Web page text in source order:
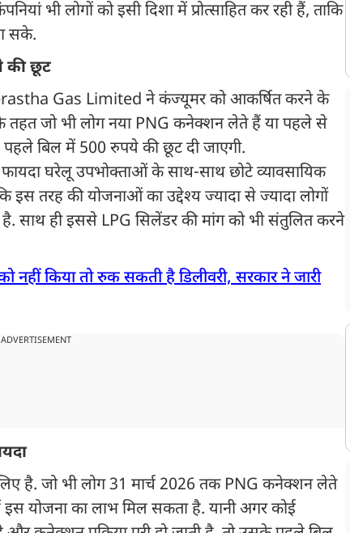
भी लोगों को इसी दिशा में प्रोत्साहित कर रही हैं, ताकि
सके.
की छूट
Gas Limited ने कंज्यूमर को आकर्षित करने के
जो भी लोग नया PNG कनेक्शन लेते हैं या पहले से
बिल में 500 रुपये की छूट दी जाएगी.
घरेलू उपभोक्ताओं के साथ-साथ छोटे व्यावसायिक
तरह की योजनाओं का उद्देश्य ज्यादा से ज्यादा लोगों
साथ ही इससे LPG सिलेंडर की मांग को भी संतुलित करने
किया तो रुक सकती है डिलीवरी, सरकार ने जारी
ADVERTISEMENT
है. जो भी लोग 31 मार्च 2026 तक PNG कनेक्शन लेते
योजना का लाभ मिल सकता है. यानी अगर कोई